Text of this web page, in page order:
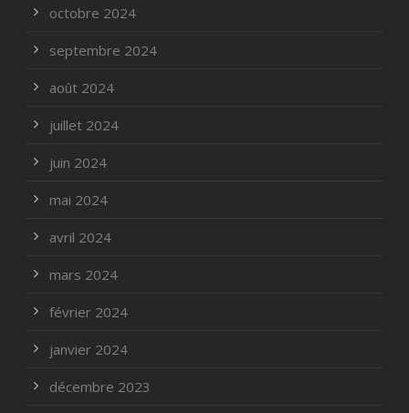
octobre 2024
septembre 2024
août 2024
juillet 2024
juin 2024
mai 2024
avril 2024
mars 2024
février 2024
janvier 2024
décembre 2023